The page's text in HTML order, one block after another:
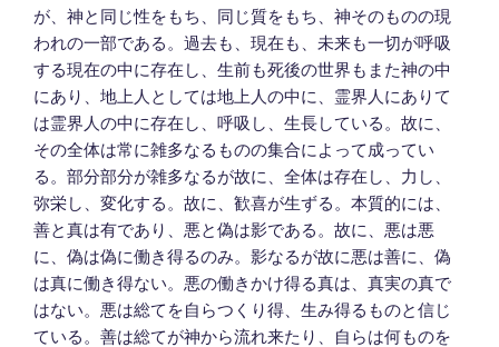
が、神と同じ性をもち、同じ質をもち、神そのものの現
われの一部である。過去も、現在も、未来も一切が呼吸
する現在の中に存在し、生前も死後の世界もまた神の中
にあり、地上人としては地上人の中に、霊界人にありて
は霊界人の中に存在し、呼吸し、生長している。故に、
その全体は常に雑多なるものの集合によって成ってい
る。部分部分が雑多なるが故に、全体は存在し、力し、
弥栄し、変化する。故に、歓喜が生ずる。本質的には、
善と真は有であり、悪と偽は影である。故に、悪は悪
に、偽は偽に働き得るのみ。影なるが故に悪は善に、偽
は真に働き得ない。悪の働きかけ得る真は、真実の真で
はない。悪は総てを自らつくり得、生み得るものと信じ
ている。善は総てが神から流れ来たり、自らは何ものを